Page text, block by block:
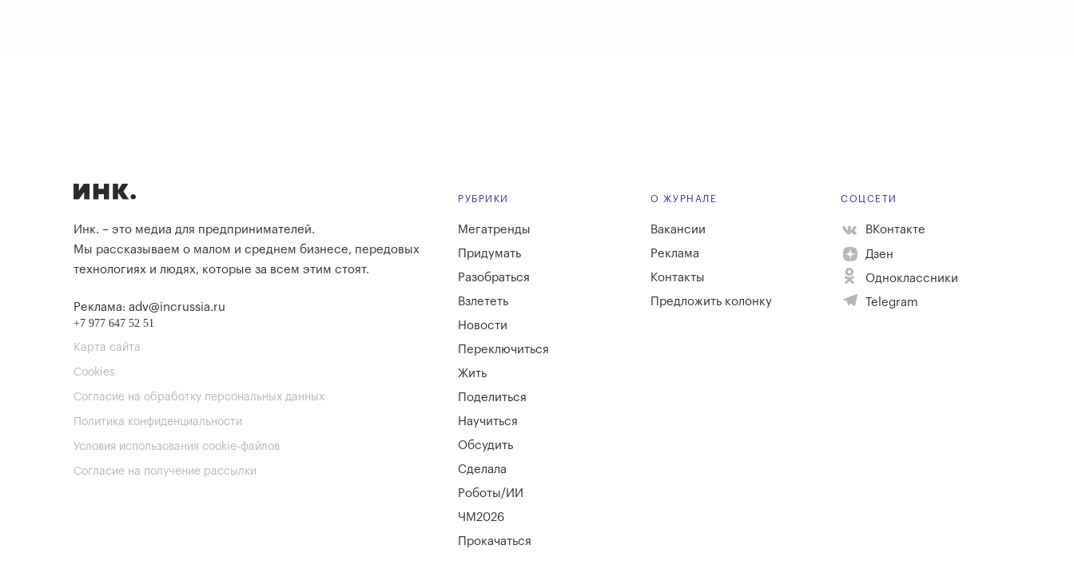
Инк. – это медиа для предпринимателей.
Мы рассказываем о малом и среднем бизнесе, передовых
технологиях и людях, которые за всем этим стоят.
Реклама: adv@incrussia.ru
+7 977 647 52 51
Карта сайта
Cookies
Согласие на обработку персональных данных
Политика конфиденциальности
Условия использования cookie-файлов
Согласие на получение рассылки
РУБРИКИ
Мегатренды
Придумать
Разобраться
Взлететь
Новости
Переключиться
Жить
Поделиться
Научиться
Обсудить
Сделала
Роботы/ИИ
ЧМ2026
Прокачаться
О ЖУРНАЛЕ
Вакансии
Реклама
Контакты
Предложить колонку
СОЦСЕТИ
ВКонтакте
Дзен
Одноклассники
Telegram